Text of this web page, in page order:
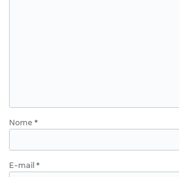
Nome *
E-mail *